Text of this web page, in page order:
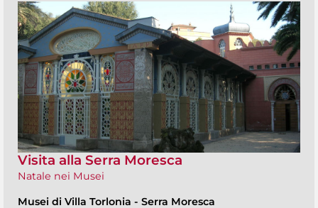
Visita alla Serra Moresca
Natale nei Musei
Musei di Villa Torlonia - Serra Moresca